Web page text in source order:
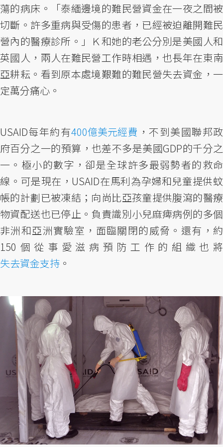
蕩的病床。「泰緬邊境的難民營資金在一夜之間被
切斷。許多重病與受傷的患者，已經被迫離開難民
營內的醫療診所。」Ｋ和她的老公分別是美國人和
英國人，兩人在難民營工作時相遇，也長年在東南
亞耕耘。看到原本處境艱難的難民營失去資金，一
定萬分痛心。
USAID每年約有400億美元經費 ，不到美國聯邦政
府百分之一的預算，也差不多是美國GDP的千分之
一。極小的數字，卻是全球許多最弱勢者的救命
線。可是現在，USAID在馬利為孕婦和兒童提供蚊
帳的計劃已被凍結；向尚比亞孩童提供腹瀉的醫療
物資配送也已停止。負責識別小兒麻痺病例的多個
非洲和亞洲實驗室，面臨關閉的威脅。還有，約
150個從事愛滋病預防工作的組織也將
失去資金支持 。